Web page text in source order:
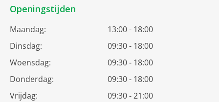
Openingstijden
Maandag:
13:00 - 18:00
Dinsdag:
09:30 - 18:00
Woensdag:
09:30 - 18:00
Donderdag:
09:30 - 18:00
Vrijdag:
09:30 - 21:00